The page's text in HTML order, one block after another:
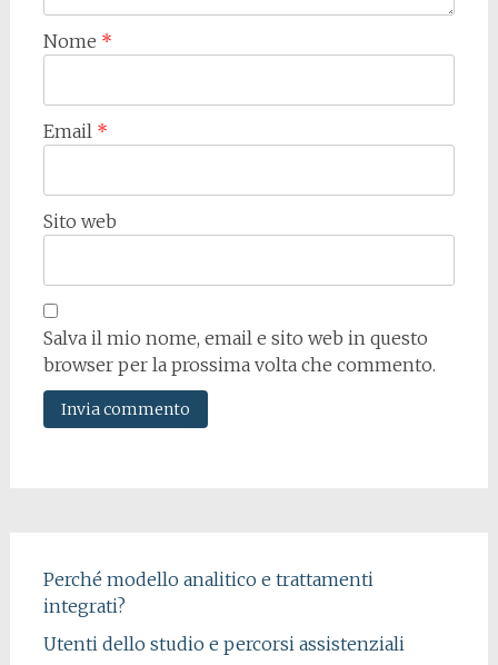
Nome *
Email *
Sito web
Salva il mio nome, email e sito web in questo
browser per la prossima volta che commento.
Perché modello analitico e trattamenti
integrati?
Utenti dello studio e percorsi assistenziali